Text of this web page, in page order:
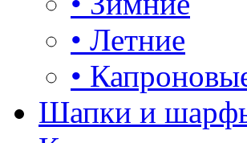
• Летние
•
Шапки и